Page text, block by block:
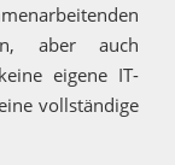
aber auch
eigene IT-
vollständige